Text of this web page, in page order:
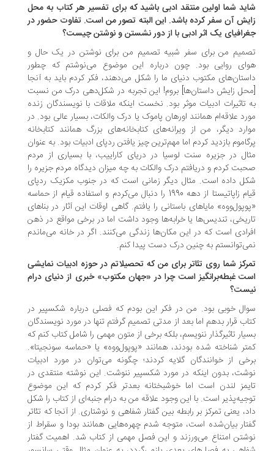
شما اولین منتقد ادبی باشید که برای تفسیر هر کتاب به محل
آن سفر کرده باشد. این البته تصور من است. تفاوت حضور در
یک اثر ادبی با از دور نشستن و نوشتن چیست؟
من برای سفر شبیه تصمیم من برای نوشتن در یک حال و
روایی بود. چون درباره این موضوع می‌نوشتم که چطور
مکتوب دنیای ما را شکل می‌دهند، فکر کردم باید به آنجا
زایش داستان‌ها] بروم! این تجربه در شکل‌دهی درک من نسبت
تاثیرات ادبیات موثر بود. نخست اینکه ملاقات با نویسندگان زنده
علاقه‌ام همانند اورهان پاموک یا درک والکات، بسیار عالی بود. در
دیگر، من از ویرانه‌های کتابخانه‌های بزرگ همانند کتابخانه
بازدید کردم اما مهم‌ترین چیز یافتن ردپای ادبیات بود. به عنوان
در جزیره سنت لوسیا در دریای کاراییب، با بسیاری از مردم
کردم و دریافتم درک والکات به چه میزان دیدگاه مردم جزیره را
داده است. مثال دیگر زمانی است که در جنوب مکزیک ردپای
قیام زاپاتیستا از دهه 1990 را دنبال می‌کردم و استفاده قیام از حماسه
مایاهای باستانی را یافتم. گاهی اوقات این آثار در بناهای
تندیس‌ها یا خرابه‌ها وجود داشت اما در برخی مواقع در ذهن
است که در این مکان‌ها زندگی می‌کنند. اگر در خانه می‌ماندم
به چنین درک دست پیدا کنم.
شما روی تئاتر برای من که تحصیلاتم در حوزه ادبیات نمایشی
غبطه‌برانگیز است چرا در «جهان مکتوب» خبری از دنیای درام
خوبی بود. من در فکر این بودم که فصلی درباره شکسپیر در
قرار بدهم اما بعد از مدتی تصمیم گرفتم تنها در مورد نویسندگان
تاثیرگذار ننویسم، بلکه برخی از متون مهمی را شامل کتاب کنم که
شناخته شده بودند، همانند «پوپول‌ووه» یا «حماسه سونجیتا».
از خوانندگان گلایه کردند؛ چگونه می‌توان در مورد ادبیات
بدون اینکه در مورد شکسپیر ننوشت. این نوشته منتقدی در
لندن است اما خوشبختانه بعدتر فکر کردم که این موضوع
است. با این وجود علاقه من به درام جنبه‌ای از کتاب را شکل
یعنی تمرکز بر رابطه بین گفتار شفاهی و نوشتاری. از آنجا که تئاتر
بیان‌شده است، متوجه شدم چهره‌هایی همانند بودا و سقراط از
امتناع می‌ورزند و این فصل مهمی از کتاب شد. اهمیت گفتار